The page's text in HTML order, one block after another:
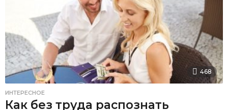
468
ИНТЕРЕСНОЕ
Как без труда распознать